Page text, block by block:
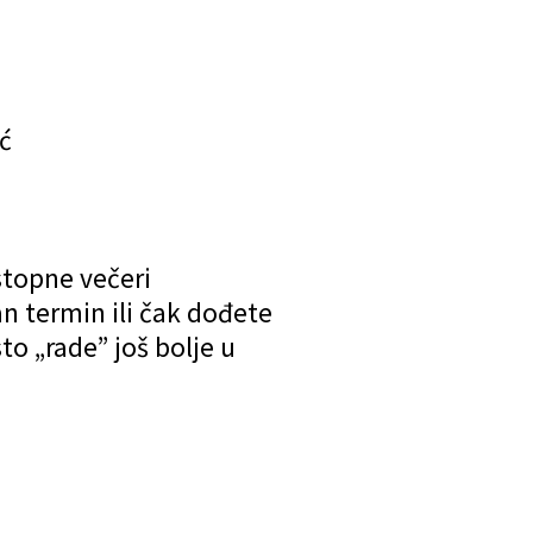
večeri
termin ili čak dođete
„rade” još bolje u